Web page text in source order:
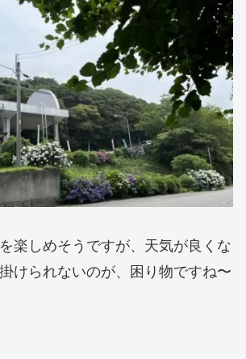
楽しめそうですが、天気が良くな
けられないのが、困り物ですね〜